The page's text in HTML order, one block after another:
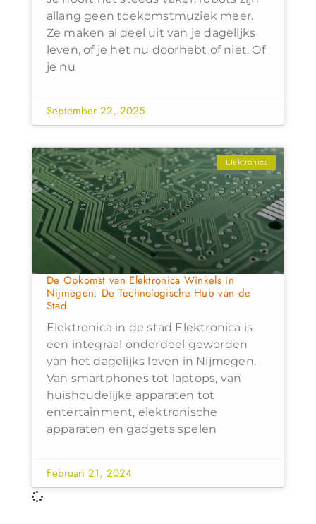
allang geen toekomstmuziek meer.
Ze maken al deel uit van je dagelijks
leven, of je het nu doorhebt of niet. Of
je nu
September 22, 2025
Elektronica
De Opkomst van Elektronica Winkels in
Nijmegen: De Technologische Hub van de
Stad
Elektronica in de stad Elektronica is
een integraal onderdeel geworden
van het dagelijks leven in Nijmegen.
Van smartphones tot laptops, van
huishoudelijke apparaten tot
entertainment, elektronische
apparaten en gadgets spelen
Februari 21, 2024